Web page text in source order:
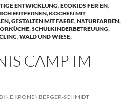
ENTWICKLUNG,ECOKIDS FERIEN,
ENTFERNEN,KOCHEN MIT
GESTALTEN MIT FARBE,NATURFARBEN,
,SCHULKINDERBETREUUNG,
,WALD UND WIESE,
CAMP IM
KRONENBERGER-SCHMIDT